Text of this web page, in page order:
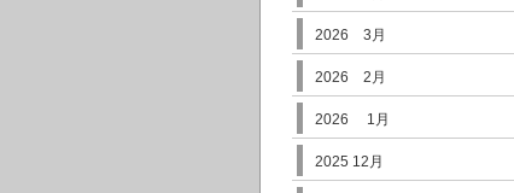
2026 3月
2026 2月
2026 1月
2025 12月